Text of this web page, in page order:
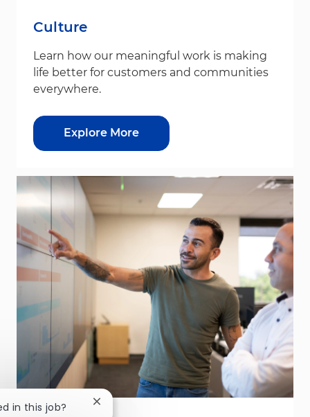
Culture
Learn how our meaningful work is making
life better for customers and communities
everywhere.
Explore More
in this job? Close chatbot notification